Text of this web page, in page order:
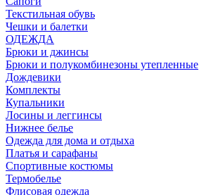
Текстильная обувь
Чешки и балетки
ОДЕЖДА
Брюки и джинсы
Брюки и полукомбинезоны утепленные
Дождевики
Комплекты
Купальники
Лосины и леггинсы
Нижнее белье
Одежда для дома и отдыха
Платья и сарафаны
Спортивные костюмы
Термобелье
Флисовая одежда